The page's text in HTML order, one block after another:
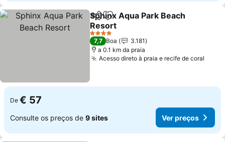
PartilharAdicionar aos favoritos
Sphinx Aqua Park Beach
Resort
Ver preços
4 Estrelas
7,7 Boa
3.181
a 0.1 km da praia
Acesso direto à praia e recife de coral
De € 57
Consulte os preços de 9 sites Ver preços